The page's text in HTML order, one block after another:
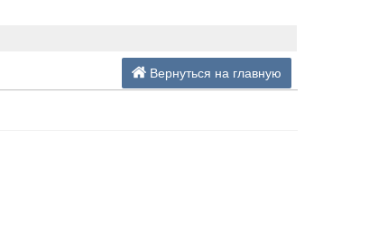
Вернуться на главную